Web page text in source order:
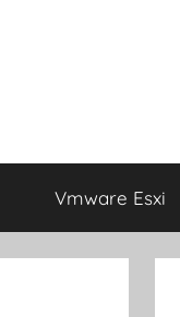
Vmware Esxi